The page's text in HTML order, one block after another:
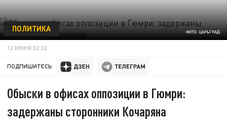
ФОТО: ЦАРЬГРАД
ПОЛИТИКА
12 ИЮНЯ 02:32
ПОДПИШИТЕСЬ:
Обыски в офисах оппозиции в Гюмри:
задержаны сторонники Кочаряна